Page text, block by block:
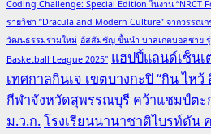
Coding Challenge: Special Edition ในงาน “NRCT
รายวิชา “Dracula and Modern Culture” จากวรรณ
วัฒนธรรมร่วมใหม่ อัสสัมชัญ ขึ้นนำ บาสเกตบอลชาย รุ่
Basketball League 2025" แฮปปี้แลนด์เซ็น
เทศกาลกินเจ เขตบางกะปิ “กิน ไห
กีฬาจังหวัดสุพรรณบุรี คว้าแชมป์ต
ม.ว.ก.โรงเรียนนานาชาติไบรท์ตัน